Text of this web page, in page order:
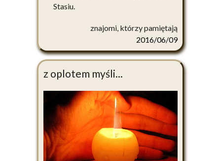
Stasiu.
znajomi, którzy pamiętają
2016/06/09
z oplotem myśli...